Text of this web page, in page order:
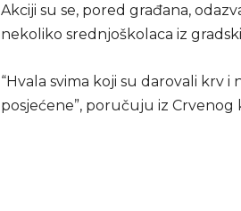
Akciji su se, pored građana,
nekoliko srednjoškolaca iz
“Hvala svima koji su darovali krv
posjećene”, poručuju iz Crvenog